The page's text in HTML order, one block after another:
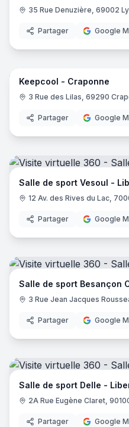
35 Rue Denuzière, 69002
Partager Google
Keepcool - Craponne
3 Rue des Lilas, 69290
Partager Google
Salle de sport Vesoul -
12 Av. des Rives du Lac,
Partager Google
Salle de sport Besançon
3 Rue Jean Jacques
Partager Google
Salle de sport Delle -
2A Rue Eugène Claret,
Partager Google